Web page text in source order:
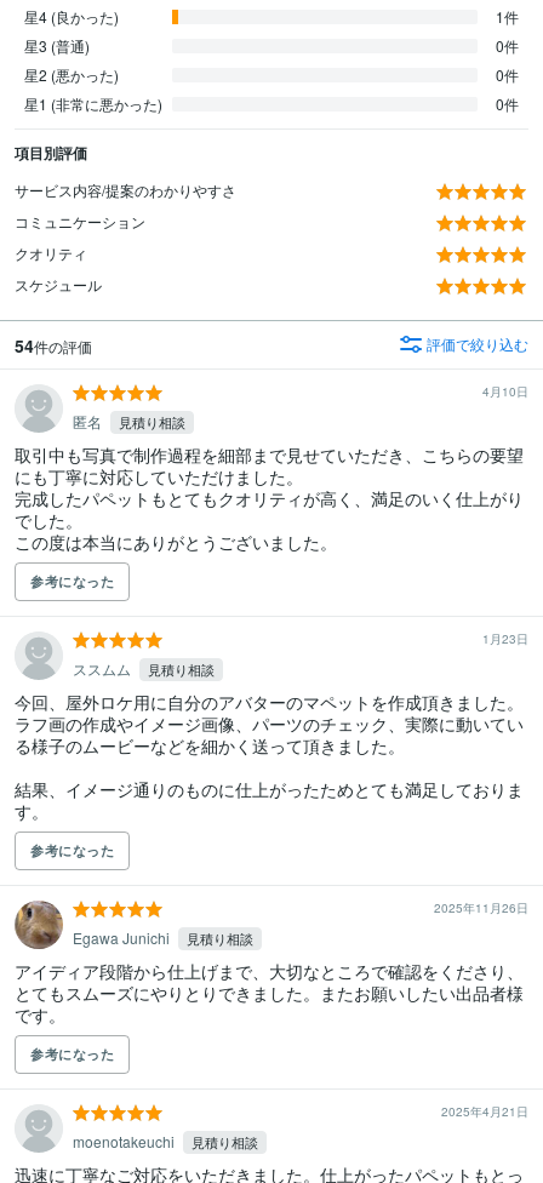
星4 (良かった)
1件
星3 (普通)
0件
星2 (悪かった)
0件
星1 (非常に悪かった)
0件
項目別評価
サービス内容/提案のわかりやすさ
コミュニケーション
クオリティ
スケジュール
54件の評価 評価で絞り込む
4月10日
匿名 見積り相談
取引中も写真で制作過程を細部まで見せていただき、こちらの要望
にも丁寧に対応していただけました。
完成したパペットもとてもクオリティが高く、満足のいく仕上がり
でした。
この度は本当にありがとうございました。
参考になった
1月23日
ススムム 見積り相談
今回、屋外ロケ用に自分のアバターのマペットを作成頂きました。
ラフ画の作成やイメージ画像、パーツのチェック、実際に動いてい
る様子のムービーなどを細かく送って頂きました。
結果、イメージ通りのものに仕上がったためとても満足しておりま
す。
参考になった
2025年11月26日
Egawa Junichi 見積り相談
アイディア段階から仕上げまで、大切なところで確認をくださり、
とてもスムーズにやりとりできました。またお願いしたい出品者様
です。
参考になった
2025年4月21日
moenotakeuchi 見積り相談
迅速に丁寧なご対応をいただきました。仕上がったパペットもとっ